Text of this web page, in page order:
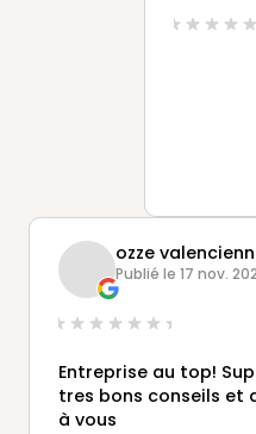
ozze
Publié le 17 nov.
Entreprise au top!
tres bons conseils et
à vous